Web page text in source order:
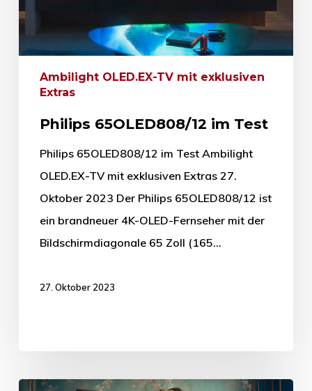
Ambilight OLED.EX-TV mit exklusiven
Extras
Philips 65OLED808/12 im Test
Philips 65OLED808/12 im Test Ambilight
OLED.EX-TV mit exklusiven Extras 27.
Oktober 2023 Der Philips 65OLED808/12 ist
ein brandneuer 4K-OLED-Fernseher mit der
Bildschirmdiagonale 65 Zoll (165…
27. Oktober 2023